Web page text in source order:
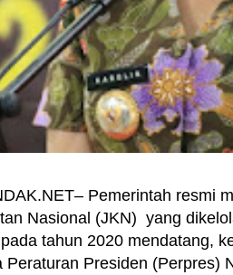
Pemerintah resmi
Nasional (JKN) yang
tahun 2020 mendatang,
Presiden (Perpres)